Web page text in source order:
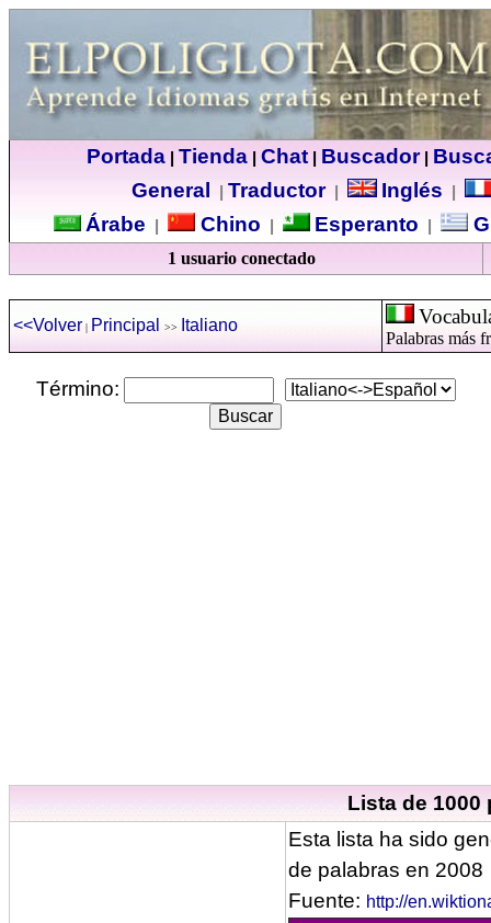
Portada| Tienda| Chat| Buscador|
General
Traductor| Inglés
Árabe Chino Esperanto
1 usuario conectado
<<Volver | Principal >> Italiano
Palabras más
Término:
Lista de 1000
Esta lista ha sido
de palabras en 2008
Fuente: http://